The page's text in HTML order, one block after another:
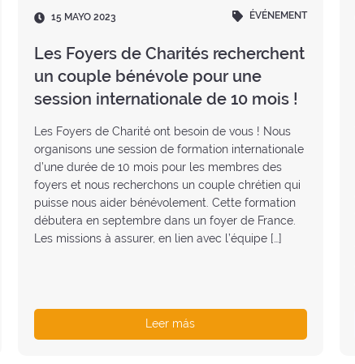
Fecha
15 MAYO 2023 ÉVÉNEMENT
Les Foyers de Charités recherchent
un couple bénévole pour une
session internationale de 10 mois !
Les Foyers de Charité ont besoin de vous ! Nous
organisons une session de formation internationale
d’une durée de 10 mois pour les membres des
foyers et nous recherchons un couple chrétien qui
puisse nous aider bénévolement. Cette formation
débutera en septembre dans un foyer de France.
Les missions à assurer, en lien avec l’équipe […]
Leer más